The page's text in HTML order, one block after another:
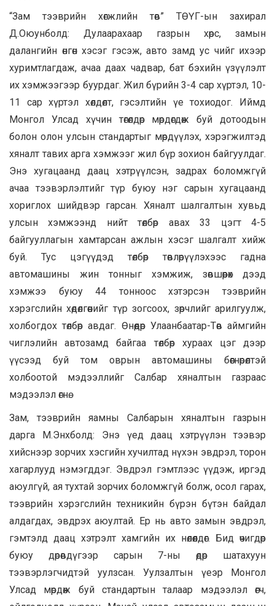
“Зам тээврийн хөгжлийн төв” ТӨҮГ-ын захирал
Д.Оюунболд: Дулаарахаар газрын хөрс, замын
далангийн өнгөн хэсэг гэсэж, авто замд ус чийг ихээр
хуримтлагдаж, ачаа даах чадвар, бат бэхийн үзүүлэлт
их хэмжээгээр буурдаг. Жил бүрийн 3-4 сар хүртэл, 10-
11 сар хүртэл хөлдөлт, гэсэлтийн үе тохиодог. Иймд
Монгол Улсад хүчин төгөлдөр мөрдөгдөж буй дотоодын
болон олон улсын стандартыг мөрдүүлэх, хэрэгжилтэд
хяналт тавих арга хэмжээг жил бүр зохион байгуулдаг.
Энэ хугацаанд даац хэтрүүлсэн, задрах боломжгүй
ачаа тээвэрлэлтийг түр буюу нэг сарын хугацаанд
хориглох шийдвэр гарсан. Хяналт шалгалтын хувьд
улсын хэмжээнд нийт төлбөр авах 33 цэгт 4-5
байгууллагын хамтарсан ажлын хэсэг шалгалт хийж
буй. Тус цэгүүдэд төлбөр төвлөрүүлэхээс гадна
автомашины жин тонныг хэмжиж, зөвшөөрөх дээд
хэмжээ буюу 44 тонноос хэтэрсэн тээврийн
хэрэгслийн хөдөлгөөнийг түр зогсоох, зөрчлийг арилгуулж,
холбогдох төлбөр авдаг. Өнөөдөр Улаанбаатар-Төв аймгийн
чиглэлийн автозамд байгаа төлбөр хураах цэг дээр
үүсээд буй том оврын автомашины бөөгнөрөлтэй
холбоотой мэдээллийг Салбар хяналтын газраас
мэдээлэл өгнө.
Зам, тээврийн яамны Салбарын хяналтын газрын
дарга М.Энхболд: Энэ үед даац хэтрүүлэн тээвэр
хийснээр зорчих хэсгийн хучилтад нүхэн эвдрэл, торон
хагарлууд нэмэгддэг. Эвдрэл гэмтлээс үүдэж, иргэд
аюулгүй, ая тухтай зорчих боломжгүй болж, осол гарах,
тээврийн хэрэгслийн техникийн бүрэн бүтэн байдал
алдагдах, эвдрэх аюултай. Ер нь авто замын эвдрэл,
гэмтэлд даац хэтрэлт хамгийн их нөлөөлдөг. Бид өчигдөр
буюу дөрөвдүгээр сарын 7-ны өдөр шатахуун
тээвэрлэгчидтэй уулзсан. Уулзалтын үеэр Монгол
Улсад мөрдөж буй стандартын талаар мэдээлэл өгч,